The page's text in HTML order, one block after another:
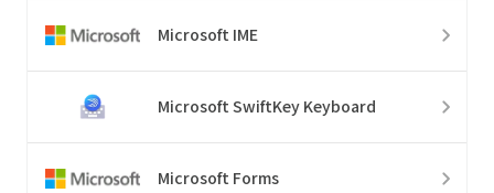
Microsoft IME
Microsoft SwiftKey Keyboard
Microsoft Forms